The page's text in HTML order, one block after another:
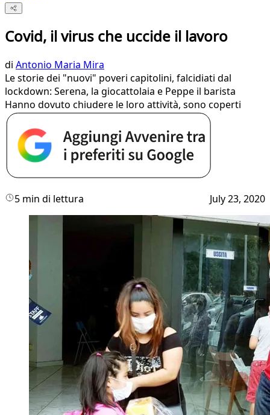
Covid, il virus che uccide il lavoro
di Antonio Maria Mira
Le storie dei "nuovi" poveri capitolini, falcidiati dal
lockdown: Serena, la giocattolaia e Peppe il barista
Hanno dovuto chiudere le loro attività, sono coperti
5 min di lettura July 23, 2020